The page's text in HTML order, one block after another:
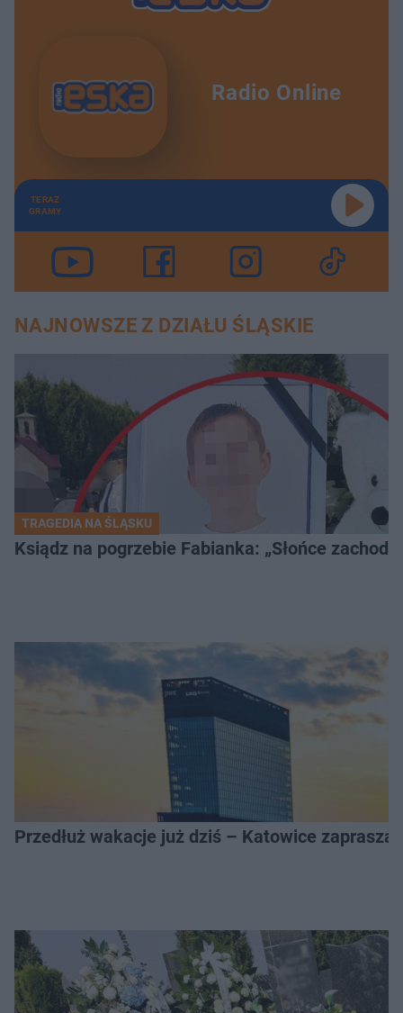
Radio Online
TERAZ
GRAMY
NAJNOWSZE Z DZIAŁU ŚLĄSKIE
TRAGEDIA NA ŚLĄSKU
Ksiądz na pogrzebie Fabianka: „Słońce
Przedłuż wakacje już dziś – Katowice